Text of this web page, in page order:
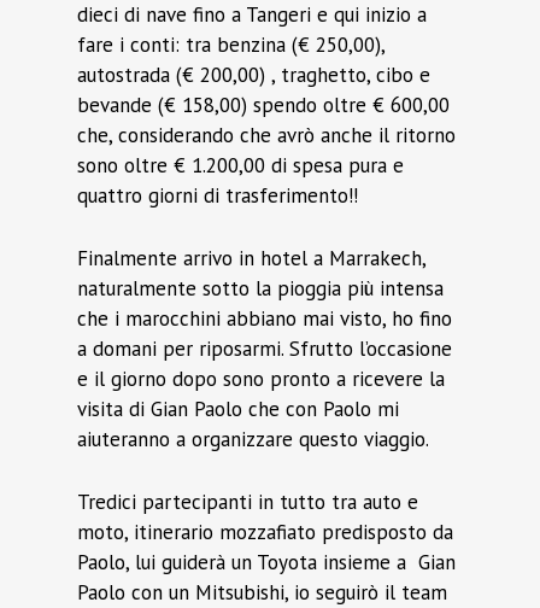
dieci di nave fino a Tangeri e qui inizio a
fare i conti: tra benzina (€ 250,00),
autostrada (€ 200,00) , traghetto, cibo e
bevande (€ 158,00) spendo oltre € 600,00
che, considerando che avrò anche il ritorno
sono oltre € 1.200,00 di spesa pura e
quattro giorni di trasferimento!!
Finalmente arrivo in hotel a Marrakech,
naturalmente sotto la pioggia più intensa
che i marocchini abbiano mai visto, ho fino
a domani per riposarmi. Sfrutto l’occasione
e il giorno dopo sono pronto a ricevere la
visita di Gian Paolo che con Paolo mi
aiuteranno a organizzare questo viaggio.
Tredici partecipanti in tutto tra auto e
moto, itinerario mozzafiato predisposto da
Paolo, lui guiderà un Toyota insieme a Gian
Paolo con un Mitsubishi, io seguirò il team